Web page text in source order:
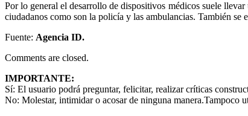
Por lo general el desarrollo de dispositivos médicos suele llevar
ciudadanos como son la policía y las ambulancias. También se
Fuente: Agencia ID.
Comments are closed.
IMPORTANTE:
Sí: El usuario podrá preguntar, felicitar, realizar críticas
No: Molestar, intimidar o acosar de ninguna manera.Tampoco